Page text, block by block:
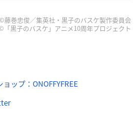
公式通販サイト「プレミアムバンダ
ーショップ：ONOFFYFREE」ほか
のバスケ ルームウェア
©藤巻忠俊／集英社・黒子のバスケ製作委員会
「黒子のバスケ」アニメ10周年プロジェクト
ップ：ONOFFYFREE